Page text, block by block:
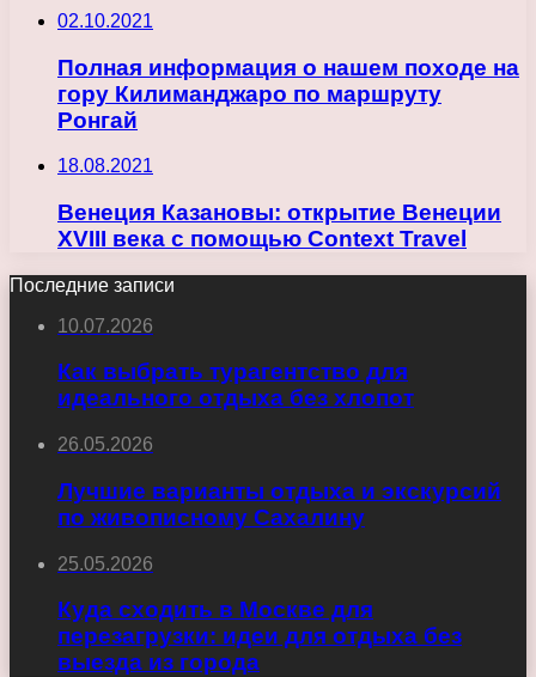
02.10.2021
Полная информация о нашем походе на
гору Килиманджаро по маршруту
Ронгай
18.08.2021
Венеция Казановы: открытие Венеции
XVIII века с помощью Context Travel
Последние записи
10.07.2026
Как выбрать турагентство для
идеального отдыха без хлопот
26.05.2026
Лучшие варианты отдыха и экскурсий
по живописному Сахалину
25.05.2026
Куда сходить в Москве для
перезагрузки: идеи для отдыха без
выезда из города